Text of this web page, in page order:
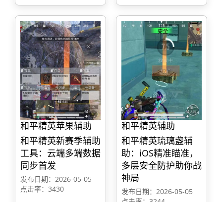
和平精英苹果辅助
和平精英新赛季辅助
工具：云端多端数据
同步首发
发布日期：2026-05-05
点击率：3430
和平精英辅助
和平精英琉璃盏辅
助：iOS精准瞄准，
多层安全防护助你战
神局
发布日期：2026-05-05